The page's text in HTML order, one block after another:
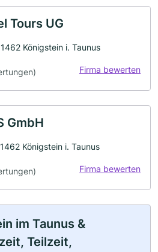
Tours UG
Königstein i. Taunus
Firma bewerten
GmbH
Königstein i. Taunus
Firma bewerten
im Taunus &
Teilzeit,